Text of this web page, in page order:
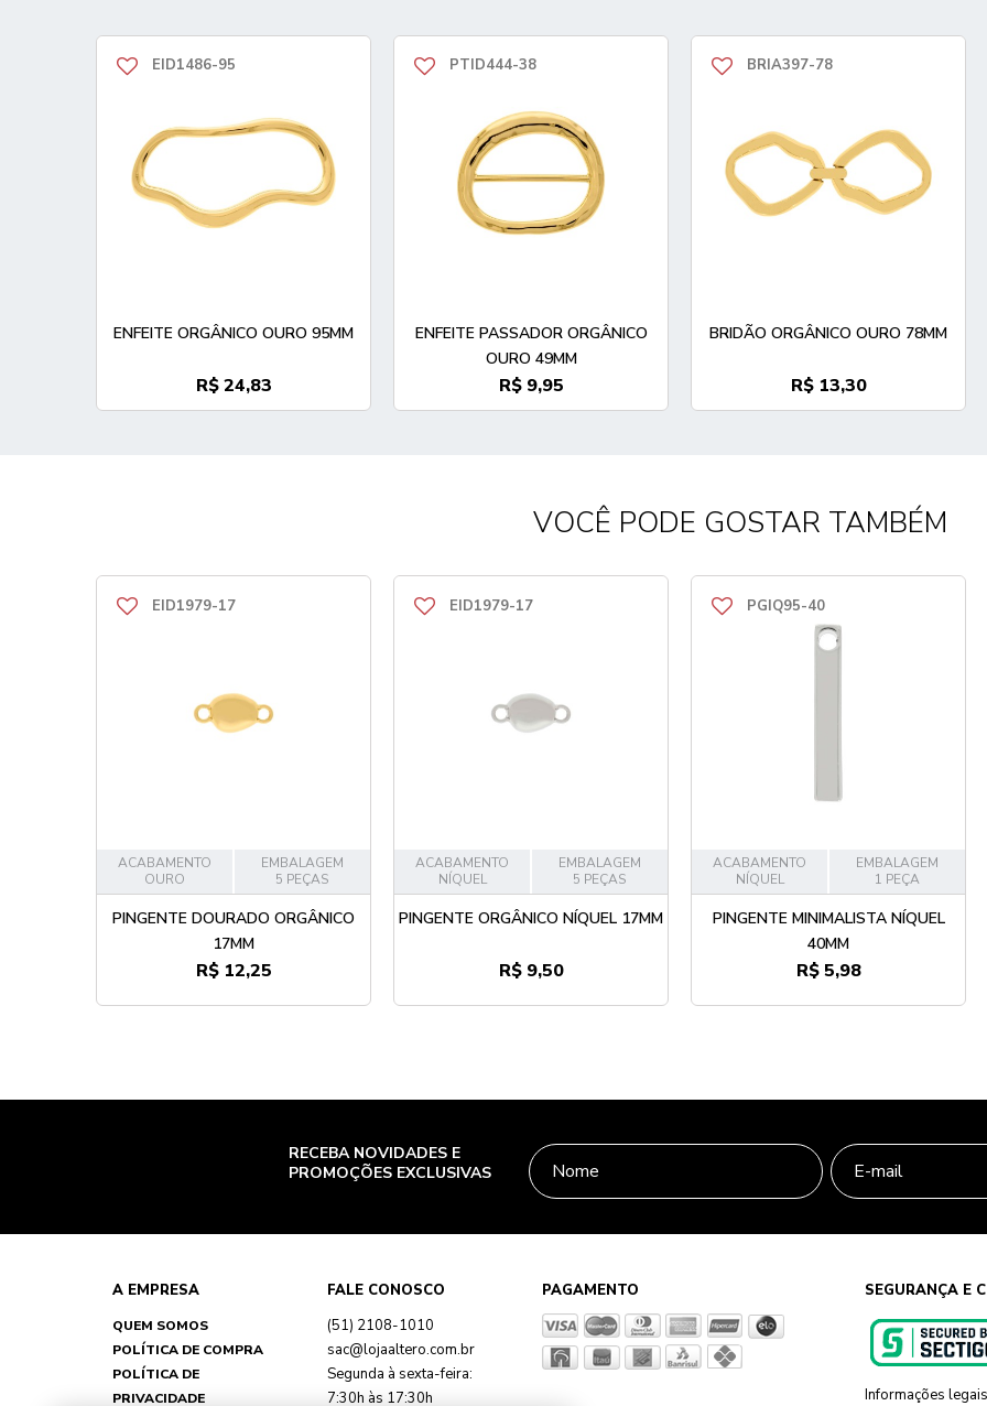
EID1486-95
ENFEITE ORGÂNICO OURO 95MM
R$ 24,83
PTID444-38
ENFEITE PASSADOR ORGÂNICO
OURO 49MM
R$ 9,95
BRIA397-78
BRIDÃO ORGÂNICO OURO 78MM
R$ 13,30
VOCÊ PODE GOSTAR TAMBÉM
EID1979-17
ACABAMENTO
OURO
EMBALAGEM
5 PEÇAS
PINGENTE DOURADO ORGÂNICO
17MM
R$ 12,25
EID1979-17
ACABAMENTO
NÍQUEL
EMBALAGEM
5 PEÇAS
PINGENTE ORGÂNICO NÍQUEL 17MM
R$ 9,50
PGIQ95-40
ACABAMENTO
NÍQUEL
EMBALAGEM
1 PEÇA
PINGENTE MINIMALISTA NÍQUEL
40MM
R$ 5,98
RECEBA NOVIDADES E
PROMOÇÕES EXCLUSIVAS
A EMPRESA
QUEM SOMOS
POLÍTICA DE COMPRA
POLÍTICA DE
PRIVACIDADE
FALE CONOSCO
(51) 2108-1010
sac@lojaaltero.com.br
Segunda à sexta-feira:
7:30h às 17:30h
PAGAMENTO SEGURANÇA E
Informações legais